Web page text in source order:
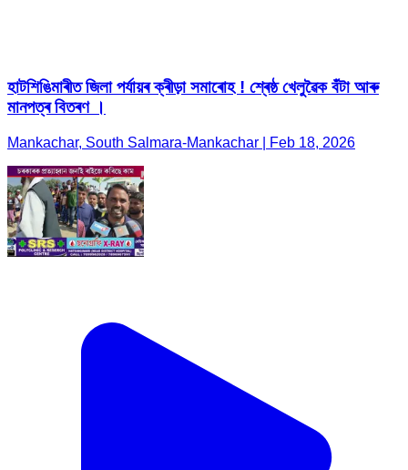
হাটশিঙিমাৰীত জিলা পৰ্যায়ৰ ক্ৰীড়া সমাৰোহ ! শ্ৰেষ্ঠ খেলুৱৈক বঁটা আৰু
মানপত্ৰ বিতৰণ ।
Mankachar, South Salmara-Mankachar | Feb 18, 2026